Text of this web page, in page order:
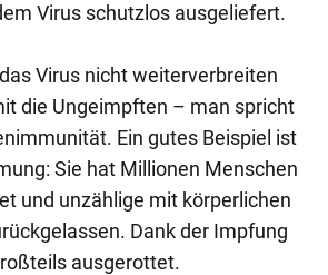
Virus schutzlos ausgeliefert.
Virus nicht weiterverbreiten
die Ungeimpften – man spricht
Ein gutes Beispiel ist
Sie hat Millionen Menschen
und unzählige mit körperlichen
Dank der Impfung
ausgerottet.